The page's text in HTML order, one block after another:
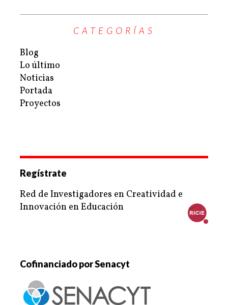
CATEGORÍAS
Blog
Lo último
Noticias
Portada
Proyectos
Regístrate
Red de Investigadores en Creatividad e
Innovación en Educación
Cofinanciado por Senacyt